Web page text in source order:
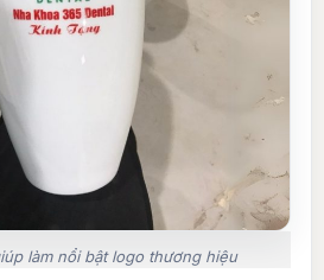
làm nổi bật logo thương hiệu